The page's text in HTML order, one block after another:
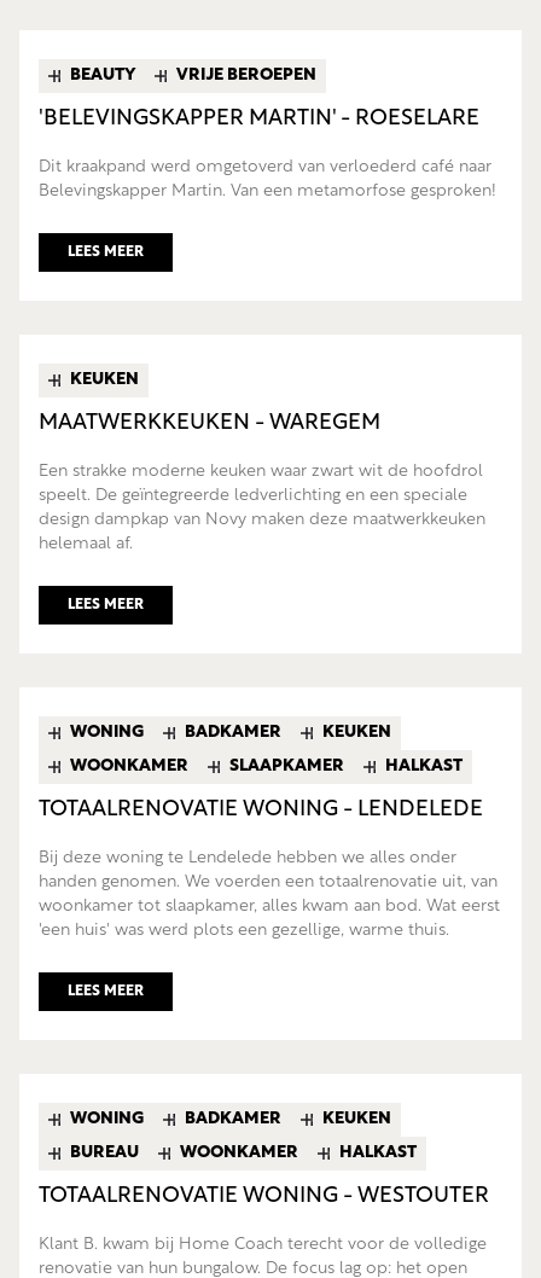
BEAUTY VRIJE BEROEPEN
'BELEVINGSKAPPER MARTIN' - ROESELARE
Dit kraakpand werd omgetoverd van verloederd café naar
Belevingskapper Martin. Van een metamorfose gesproken!
LEES MEER
KEUKEN
MAATWERKKEUKEN - WAREGEM
Een strakke moderne keuken waar zwart wit de hoofdrol
speelt. De geïntegreerde ledverlichting en een speciale
design dampkap van Novy maken deze maatwerkkeuken
helemaal af.
LEES MEER
WONING BADKAMER
KEUKEN
WOONKAMER
SLAAPKAMER HALKAST
TOTAALRENOVATIE WONING - LENDELEDE
Bij deze woning te Lendelede hebben we alles onder
handen genomen. We voerden een totaalrenovatie uit, van
woonkamer tot slaapkamer, alles kwam aan bod. Wat eerst
'een huis' was werd plots een gezellige, warme thuis.
LEES MEER
WONING BADKAMER
KEUKEN
BUREAU
WOONKAMER HALKAST
TOTAALRENOVATIE WONING - WESTOUTER
Klant B. kwam bij Home Coach terecht voor de volledige
renovatie van hun bungalow. De focus lag op: het open